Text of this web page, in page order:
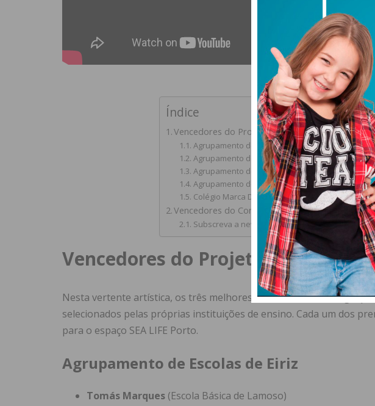
Índice
Vencedores do Projeto “Água Segura”
Agrupamento de Escolas de Eiriz
Agrupamento de Escolas de Frazão
Agrupamento de Escolas de D. António Taipa,
Agrupamento de Escolas de Paços de Ferreira
Colégio Marca D’Água
Vencedores do Concurso de Poesia “Falar de
Subscreva a newsletter do Imediato
Vencedores do Projeto “Água
Nesta vertente artística, os três melhores desenhos de cada
selecionados pelas próprias instituições de ensino. Cada um dos
para o espaço SEA LIFE Porto.
Agrupamento de Escolas de Eiriz
Tomás Marques (Escola Básica de Lamoso)